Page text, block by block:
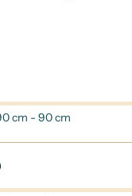
cm - 90 cm